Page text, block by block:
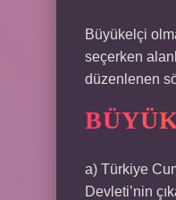
Büyükelçi
seçerken
düzenlenen
a) Türkiye
Devleti’nin